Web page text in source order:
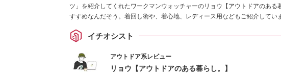
ツ」を紹介してくれたワークマンウォッチャーのリョウ【アウトドアのあ
すすめなんだそう。着回し術や、着心地、レディース用などもご紹介してい
イチオシスト
アウトドア系レビュー
リョウ【アウトドアのある暮らし。】